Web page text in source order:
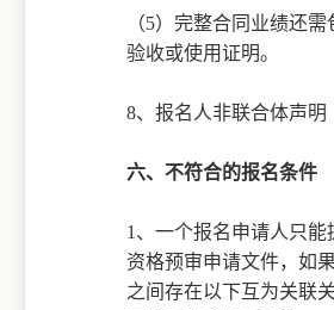
（5） 完整合同业绩还需
验收或使用证明。
8、 报名人非联合体声明
六、不符合的报名条件
1、一个报名申请人只能
资格预审申请文件，如
之间存在以下互为关联关